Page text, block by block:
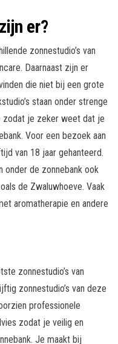
er?
zonnestudio’s van
Daarnaast zijn er
die niet bij een grote
staan onder strenge
zodat je zeker weet dat je
Voor een bezoek aan
van 18 jaar gehanteerd.
onder de zonnebank ook
de Zwaluwhoeve. Vaak
aromatherapie en andere
zonnestudio’s van
zonnestudio’s van deze
professionele
zodat je veilig en
Je maakt bij